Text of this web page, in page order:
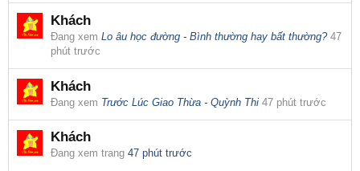
Khách
Đang xem Lo âu học đường - Bình thường hay bất thường? 47
phút trước
Khách
Đang xem Trước Lúc Giao Thừa - Quỳnh Thi 47 phút trước
Khách
Đang xem trang 47 phút trước